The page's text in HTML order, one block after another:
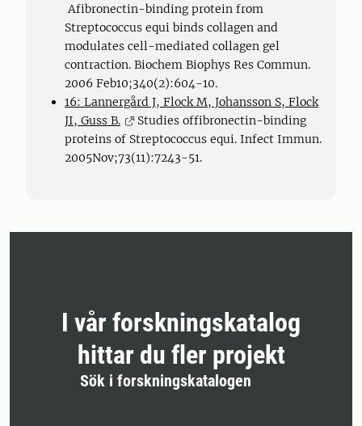
Afibronectin-binding protein from
Streptococcus equi binds collagen and
modulates cell-mediated collagen gel
contraction. Biochem Biophys Res Commun.
2006 Feb10;340(2):604-10.
16: Lannergård J, Flock M, Johansson S, Flock
JI, Guss B.
Studies offibronectin-binding
proteins of Streptococcus equi. Infect Immun.
2005Nov;73(11):7243-51.
I vår forskningskatalog
hittar du fler projekt
Sök i forskningskatalogen